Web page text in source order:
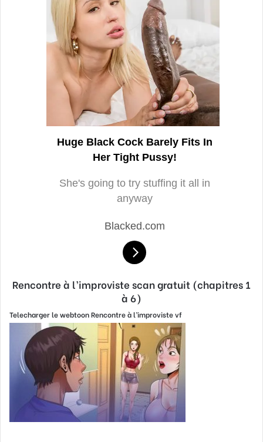
Huge Black Cock Barely Fits In
Her Tight Pussy!
She's going to try stuffing it all in
anyway
Blacked.com
Rencontre à l’improviste scan gratuit (chapitres 1
à 6)
Telecharger le webtoonRencontre à l’improvistevf